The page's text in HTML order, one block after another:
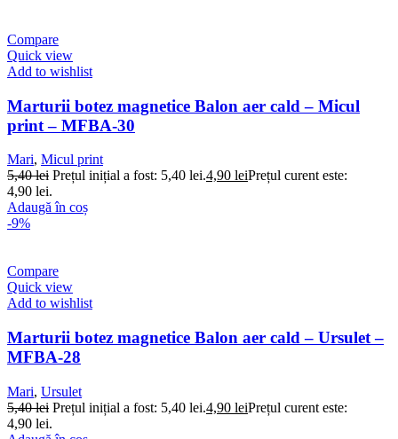
Compare
Quick view
Add to wishlist
Marturii botez magnetice Balon aer cald – Micul
print – MFBA-30
Mari, Micul print
5,40lei Prețul inițial a fost: 5,40 lei.4,90 leiPrețul curent este:
4,90 lei.
Adaugă în coș
-9%
Compare
Quick view
Add to wishlist
Marturii botez magnetice Balon aer cald – Ursulet –
MFBA-28
Mari, Ursulet
5,40lei Prețul inițial a fost: 5,40 lei.4,90 leiPrețul curent este:
4,90 lei.